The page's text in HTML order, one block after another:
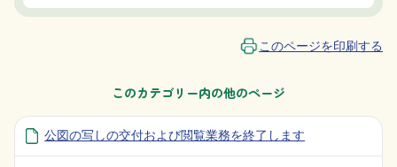
このページを印刷する
このカテゴリー内の他のページ
公図の写しの交付および閲覧業務を終了します